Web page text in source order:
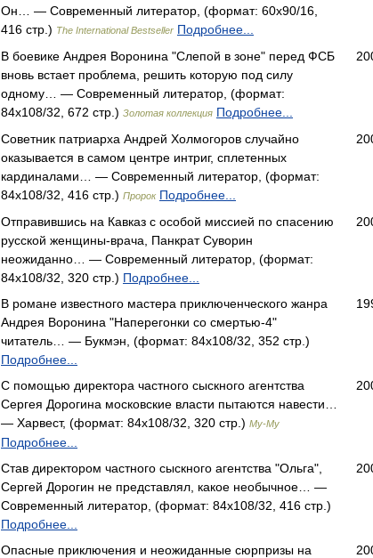
Он… — Современный литератор, (формат: 60x90/16,
416 стр.) The International Bestseller Подробнее...
В боевике Андрея Воронина "Слепой в зоне" перед ФСБ
вновь встает проблема, решить которую под силу
одному… — Современный литератор, (формат:
84x108/32, 672 стр.) Золотая коллекция Подробнее...
Советник патриарха Андрей Холмогоров случайно
оказывается в самом центре интриг, сплетенных
кардиналами… — Современный литератор, (формат:
84x108/32, 416 стр.) Пророк Подробнее...
Отправившись на Кавказ с особой миссией по спасению
русской женщины-врача, Панкрат Суворин
неожиданно… — Современный литератор, (формат:
84x108/32, 320 стр.) Подробнее...
В романе известного мастера приключенческого жанра
Андрея Воронина "Наперегонки со смертью-4"
читатель… — Букмэн, (формат: 84x108/32, 352 стр.)
Подробнее...
С помощью директора частного сыскного агентства
Сергея Дорогина московские власти пытаются навести…
— Харвест, (формат: 84x108/32, 320 стр.) Му-Му
Подробнее...
Став директором частного сыскного агентства "Ольга",
Сергей Дорогин не представлял, какое необычное… —
Современный литератор, (формат: 84x108/32, 416 стр.)
Подробнее...
Опасные приключения и неожиданные сюрпризы на